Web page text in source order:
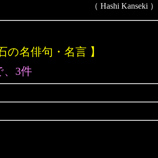
（ Hashi Kanseki ）
の名俳句・名言 】
、3件